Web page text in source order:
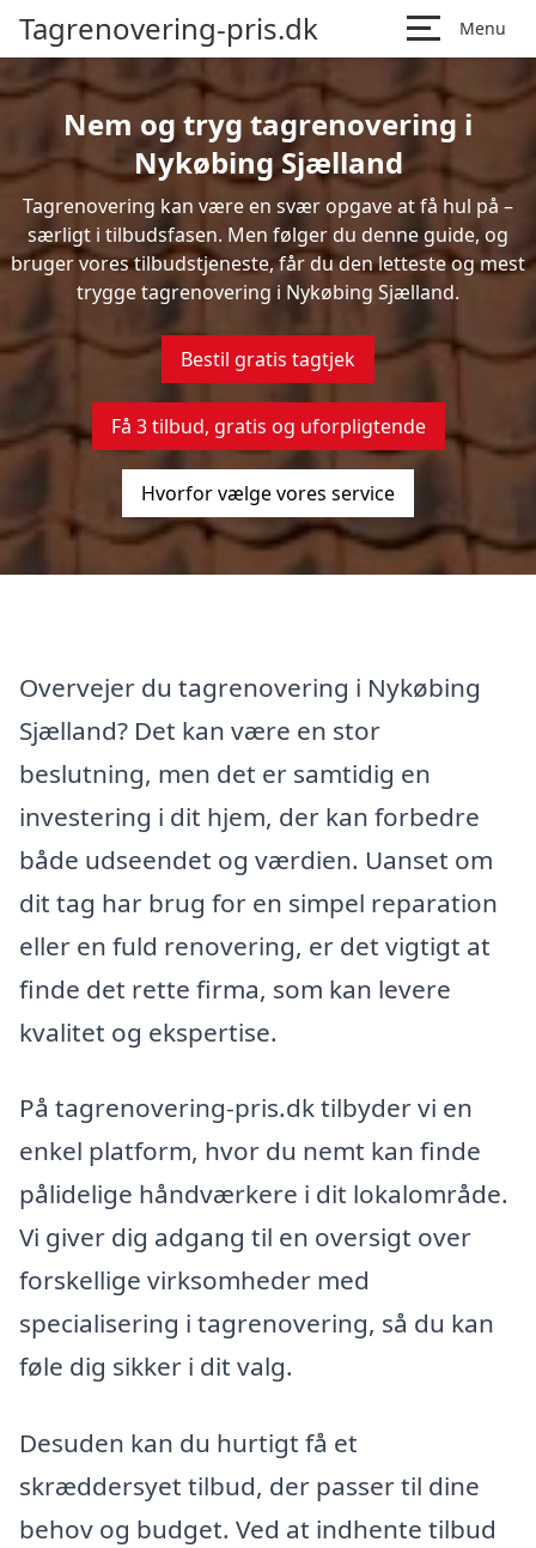
Tagrenovering-pris.dk Menu
Nem og tryg tagrenovering i
Nykøbing Sjælland
Tagrenovering kan være en svær opgave at få hul på –
særligt i tilbudsfasen. Men følger du denne guide, og
bruger vores tilbudstjeneste, får du den letteste og mest
trygge tagrenovering i Nykøbing Sjælland.
Bestil gratis tagtjek
Få 3 tilbud, gratis og uforpligtende
Hvorfor vælge vores service
Overvejer du tagrenovering i Nykøbing
Sjælland? Det kan være en stor
beslutning, men det er samtidig en
investering i dit hjem, der kan forbedre
både udseendet og værdien. Uanset om
dit tag har brug for en simpel reparation
eller en fuld renovering, er det vigtigt at
finde det rette firma, som kan levere
kvalitet og ekspertise.
På tagrenovering-pris.dk tilbyder vi en
enkel platform, hvor du nemt kan finde
pålidelige håndværkere i dit lokalområde.
Vi giver dig adgang til en oversigt over
forskellige virksomheder med
specialisering i tagrenovering, så du kan
føle dig sikker i dit valg.
Desuden kan du hurtigt få et
skræddersyet tilbud, der passer til dine
behov og budget. Ved at indhente tilbud